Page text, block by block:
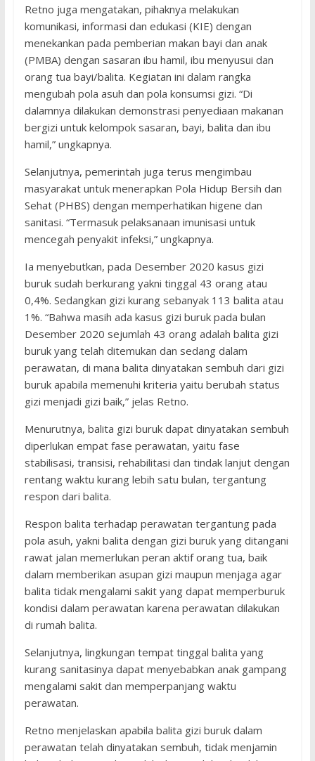
Retno juga mengatakan, pihaknya melakukan
komunikasi, informasi dan edukasi (KIE) dengan
menekankan pada pemberian makan bayi dan anak
(PMBA) dengan sasaran ibu hamil, ibu menyusui dan
orang tua bayi/balita. Kegiatan ini dalam rangka
mengubah pola asuh dan pola konsumsi gizi. “Di
dalamnya dilakukan demonstrasi penyediaan makanan
bergizi untuk kelompok sasaran, bayi, balita dan ibu
hamil,” ungkapnya.
Selanjutnya, pemerintah juga terus mengimbau
masyarakat untuk menerapkan Pola Hidup Bersih dan
Sehat (PHBS) dengan memperhatikan higene dan
sanitasi. “Termasuk pelaksanaan imunisasi untuk
mencegah penyakit infeksi,” ungkapnya.
Ia menyebutkan, pada Desember 2020 kasus gizi
buruk sudah berkurang yakni tinggal 43 orang atau
0,4%. Sedangkan gizi kurang sebanyak 113 balita atau
1%. “Bahwa masih ada kasus gizi buruk pada bulan
Desember 2020 sejumlah 43 orang adalah balita gizi
buruk yang telah ditemukan dan sedang dalam
perawatan, di mana balita dinyatakan sembuh dari gizi
buruk apabila memenuhi kriteria yaitu berubah status
gizi menjadi gizi baik,” jelas Retno.
Menurutnya, balita gizi buruk dapat dinyatakan sembuh
diperlukan empat fase perawatan, yaitu fase
stabilisasi, transisi, rehabilitasi dan tindak lanjut dengan
rentang waktu kurang lebih satu bulan, tergantung
respon dari balita.
Respon balita terhadap perawatan tergantung pada
pola asuh, yakni balita dengan gizi buruk yang ditangani
rawat jalan memerlukan peran aktif orang tua, baik
dalam memberikan asupan gizi maupun menjaga agar
balita tidak mengalami sakit yang dapat memperburuk
kondisi dalam perawatan karena perawatan dilakukan
di rumah balita.
Selanjutnya, lingkungan tempat tinggal balita yang
kurang sanitasinya dapat menyebabkan anak gampang
mengalami sakit dan memperpanjang waktu
perawatan.
Retno menjelaskan apabila balita gizi buruk dalam
perawatan telah dinyatakan sembuh, tidak menjamin